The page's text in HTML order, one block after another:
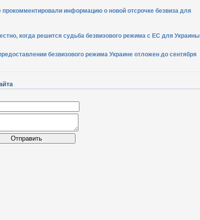
прокомментировали информацию о новой отсрочке безвиза для
когда решится судьба безвизового режима с ЕС для Украины
безвизового режима Украине отложен до сентября
Отправить